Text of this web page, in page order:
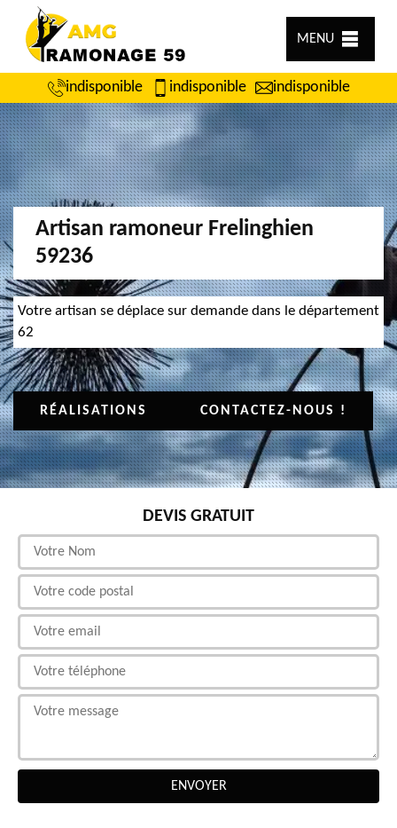
MENU
indisponible indisponible indisponible
Artisan ramoneur Frelinghien
59236
Votre artisan se déplace sur demande dans le département
62
RÉALISATIONS CONTACTEZ-NOUS !
DEVIS GRATUIT